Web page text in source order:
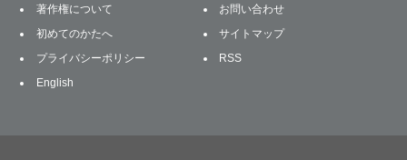
著作権について
お問い合わせ
初めてのかたへ
サイトマップ
プライバシーポリシー
RSS
English